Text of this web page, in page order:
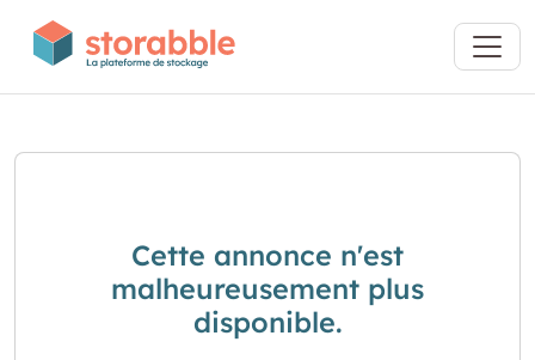
Cette annonce n'est
malheureusement plus
disponible.